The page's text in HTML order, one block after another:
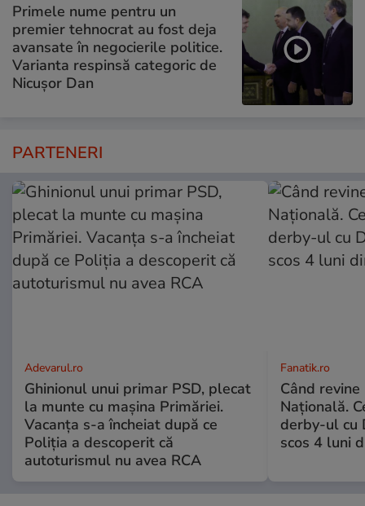
Primele nume pentru un
premier tehnocrat au fost deja
avansate în negocierile politice.
Varianta respinsă categoric de
Nicușor Dan
PARTENERI
Adevarul.ro
Ghinionul unui primar PSD, plecat
la munte cu mașina Primăriei.
Vacanța s-a încheiat după ce
Poliția a descoperit că
autoturismul nu avea RCA
Fanatik.ro
Când
Națională.
derby-ul cu
scos 4 luni